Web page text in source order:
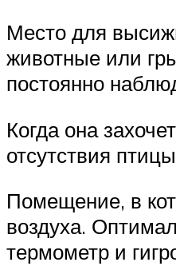
Место для
животные или
постоянно
Когда она
отсутствия
Помещение, в
воздуха.
термометр и